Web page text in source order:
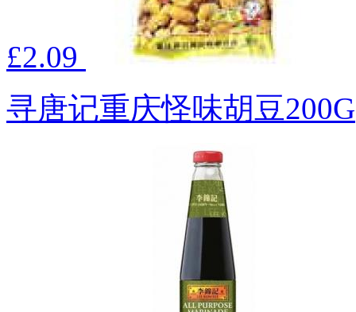
£2.09
寻唐记重庆怪味胡豆200G